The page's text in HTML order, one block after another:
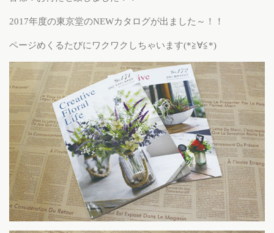
2017年度の東京堂のNEWカタログが出ました～！！
ページめくるたびにワクワクしちゃいます(*≧∀≦*)